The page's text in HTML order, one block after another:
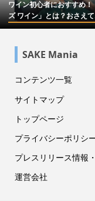
ワイン初心者におすすめ！
ズ ワイン」とは？おさえ
SAKE Mania
コンテンツ一覧
サイトマップ
トップページ
プライバシーポリシ
プレスリリース情報
運営会社